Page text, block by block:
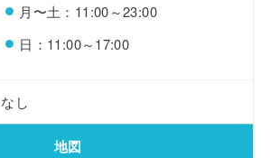
月〜土：11:00～23:00
日：11:00～17:00
なし
地図